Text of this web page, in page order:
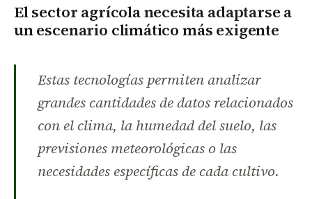
El sector agrícola necesita adaptarse a
un escenario climático más exigente
Estas tecnologías permiten analizar
grandes cantidades de datos relacionados
con el clima, la humedad del suelo, las
previsiones meteorológicas o las
necesidades específicas de cada cultivo.